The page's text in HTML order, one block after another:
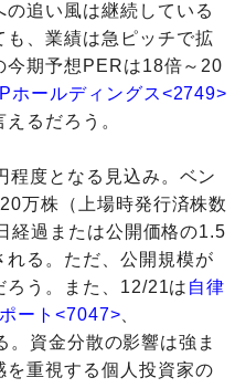
追い風は継続している
も、業績は急ピッチで拡
今期予想PERは18倍～20
ホールディングス<2749>
るだろう。
度となる見込み。ベン
万株（上場時発行済株数
経過または公開価格の1.5
る。ただ、公開規模が
ろう。また、12/21は 自律
ポート<7047>
。資金分散の影響は強ま
を重視する個人投資家の